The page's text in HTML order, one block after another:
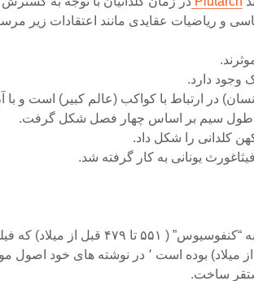
و ریاضیات عقایدی مانند اعتقادات زیر
یونانی به کار گرفته شد.
“کونگ فو” – تسو مشهور به “کنفوسیوس” (
(از قرن ۱۱ تا قرن ۳ قبل از میلاد) بوده است ٬ در
ساخت.